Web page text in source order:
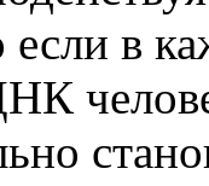
если в